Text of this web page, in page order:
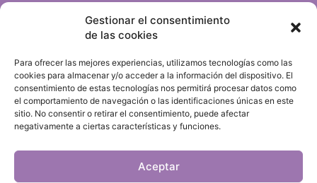
Gestionar el consentimiento
de las cookies
Para ofrecer las mejores experiencias, utilizamos tecnologías como las
cookies para almacenar y/o acceder a la información del dispositivo. El
consentimiento de estas tecnologías nos permitirá procesar datos como
el comportamiento de navegación o las identificaciones únicas en este
sitio. No consentir o retirar el consentimiento, puede afectar
negativamente a ciertas características y funciones.
Aceptar
Política de cookies